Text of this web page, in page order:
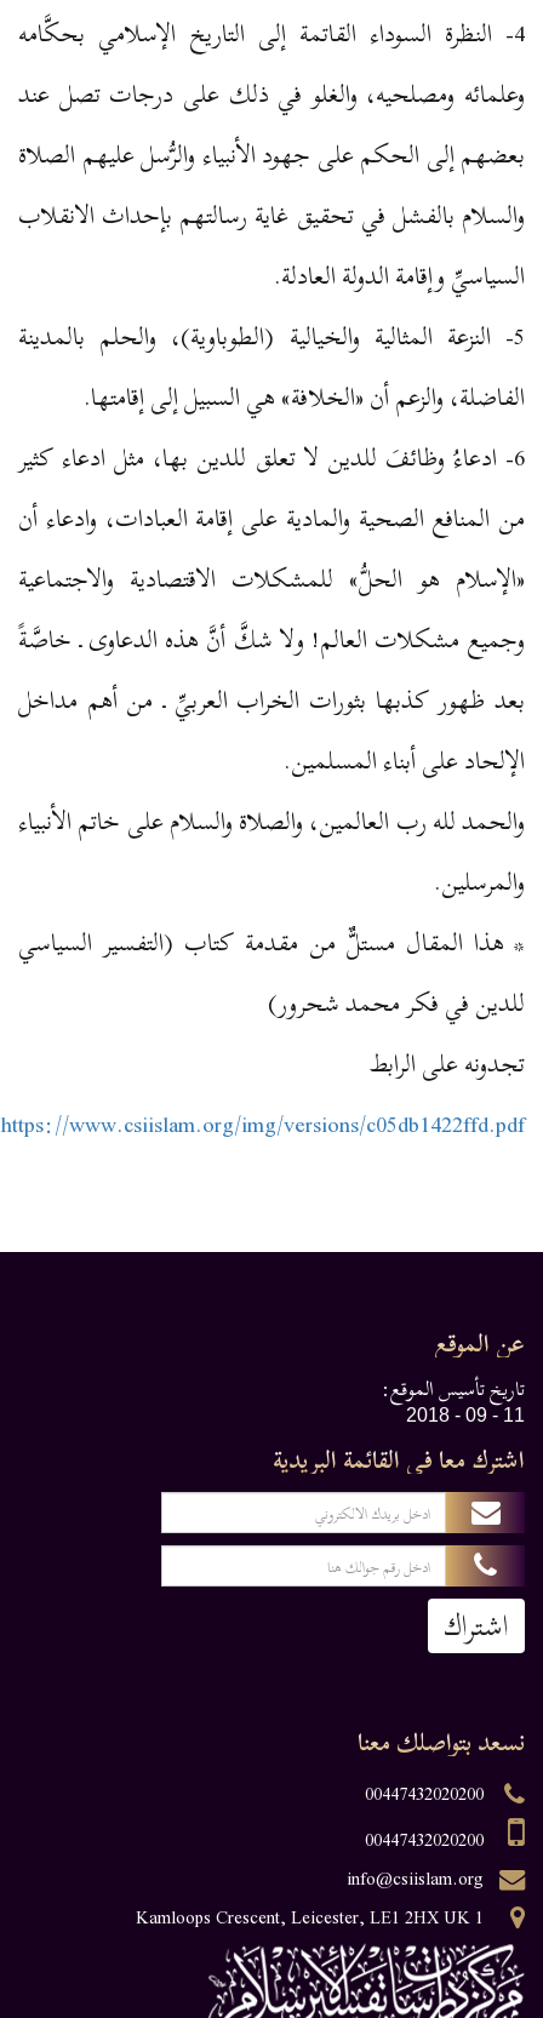
4- النظرة السوداء القاتمة إلى التاريخ الإسلامي بحكَّامه
وعلمائه ومصلحيه، والغلو في ذلك على درجات تصل عند
بعضهم إلى الحكم على جهود الأنبياء والرُّسل عليهم الصلاة
والسلام بالفشل في تحقيق غاية رسالتهم بإحداث الانقلاب
السياسيِّ وإقامة الدولة العادلة.
5- النزعة المثالية والخيالية (الطوباوية)، والحلم بالمدينة
الفاضلة، والزعم أن «الخلافة» هي السبيل إلى إقامتها.
6- ادعاءُ وظائفَ للدين لا تعلق للدين بها، مثل ادعاء كثير
من المنافع الصحية والمادية على إقامة العبادات، وادعاء أن
«الإسلام هو الحلُّ» للمشكلات الاقتصادية والاجتماعية
وجميع مشكلات العالم! ولا شكَّ أنَّ هذه الدعاوى ـ خاصَّةً
بعد ظهور كذبها بثورات الخراب العربيِّ ـ من أهم مداخل
الإلحاد على أبناء المسلمين.
والحمد لله رب العالمين، والصلاة والسلام على خاتم الأنبياء
والمرسلين.
* هذا المقال مستلٌّ من مقدمة كتاب (التفسير السياسي
للدين في فكر محمد شحرور)
تجدونه على الرابط
https://www.csiislam.org/img/versions/c05db1422ffd.pdf
عن الموقع
تاريخ تأسيس الموقع:
11 - 09 - 2018
اشترك معا في القائمة البريدية
اشتراك
نسعد بتواصلك معنا
00447432020200
00447432020200
info@csiislam.org
1 Kamloops Crescent, Leicester, LE1 2HX UK